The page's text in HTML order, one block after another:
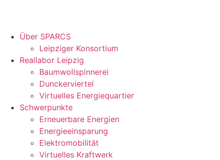
Über SPARCS
Leipziger Konsortium
Reallabor Leipzig
Baumwollspinnerei
Dunckerviertel
Virtuelles Energiequartier
Schwerpunkte
Erneuerbare Energien
Energieeinsparung
Elektromobilität
Virtuelles Kraftwerk